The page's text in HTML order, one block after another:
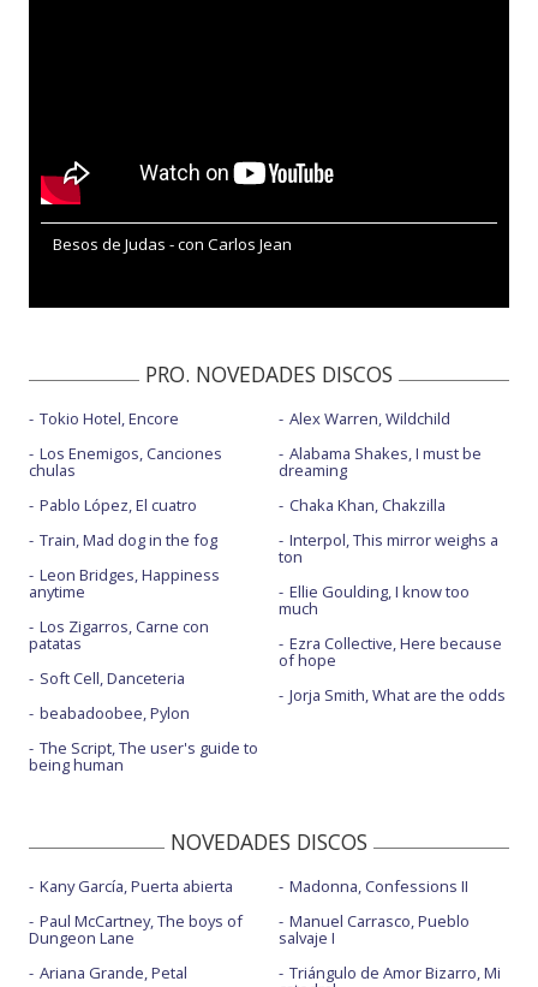
Besos de Judas - con Carlos Jean
PRO. NOVEDADES DISCOS
Tokio Hotel, Encore
Los Enemigos, Canciones
chulas
Pablo López, El cuatro
Train, Mad dog in the fog
Leon Bridges, Happiness
anytime
Los Zigarros, Carne con
patatas
Soft Cell, Danceteria
beabadoobee, Pylon
The Script, The user's guide to
being human
Alex Warren, Wildchild
Alabama Shakes, I must be
dreaming
Chaka Khan, Chakzilla
Interpol, This mirror weighs a
ton
Ellie Goulding, I know too
much
Ezra Collective, Here because
of hope
Jorja Smith, What are the odds
NOVEDADES DISCOS
Kany García, Puerta abierta
Paul McCartney, The boys of
Dungeon Lane
Ariana Grande, Petal
Madonna, Confessions II
Manuel Carrasco, Pueblo
salvaje I
Triángulo de Amor Bizarro, Mi